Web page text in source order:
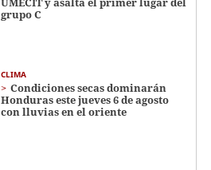
grupo C
CLIMA
Condiciones secas dominarán
Honduras este jueves 6 de agosto
con lluvias en el oriente